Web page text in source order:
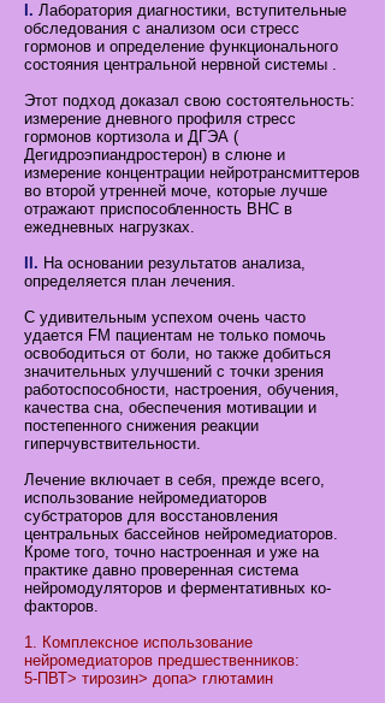
I. Лаборатория диагностики, вступительные
обследования с анализом оси стресс
гормонов и определение функционального
состояния центральной нервной системы .
Этот подход доказал свою состоятельность:
измерение дневного профиля стресс
гормонов кортизола и ДГЭА (
Дегидроэпиандростерон) в слюне и
измерение концентрации нейротрансмиттеров
во второй утренней моче, которые лучше
отражают приспособленность ВНС в
ежедневных нагрузках.
II. На основании результатов анализа,
определяется план лечения.
С удивительным успехом очень часто
удается FM пациентам не только помочь
освободиться от боли, но также добиться
значительных улучшений с точки зрения
работоспособности, настроения, обучения,
качества сна, обеспечения мотивации и
постепенного снижения реакции
гиперчувствительности.
Лечение включает в себя, прежде всего,
использование нейромедиаторов
субстраторов для восстановления
центральных бассейнов нейромедиаторов.
Кроме того, точно настроенная и уже на
практике давно проверенная система
нейромодуляторов и ферментативных ко-
факторов.
1. Комплексное использование
нейромедиаторов предшественников:
5-ПВТ> тирозин> допа> глютамин